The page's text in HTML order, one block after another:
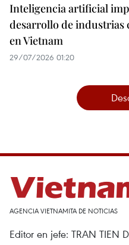
Inteligencia artificial
desarrollo de industrias
en Vietnam
29/07/2026 01:20
AGENCIA VIETNAMITA DE NOTICIAS
Editor en jefe: TRAN TIEN